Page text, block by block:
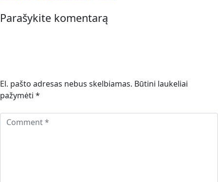
Parašykite komentarą
El. pašto adresas nebus skelbiamas. Būtini laukeliai
pažymėti *